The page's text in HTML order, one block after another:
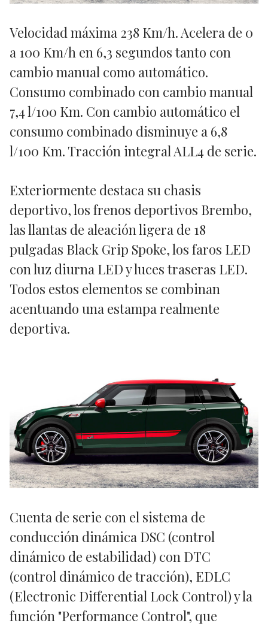
Velocidad máxima 238 Km/h. Acelera de 0
a 100 Km/h en 6,3 segundos tanto con
cambio manual como automático.
Consumo combinado con cambio manual
7,4 l/100 Km. Con cambio automático el
consumo combinado disminuye a 6,8
l/100 Km. Tracción integral ALL4 de serie.
Exteriormente destaca su chasis
deportivo, los frenos deportivos Brembo,
las llantas de aleación ligera de 18
pulgadas Black Grip Spoke, los faros LED
con luz diurna LED y luces traseras LED.
Todos estos elementos se combinan
acentuando una estampa realmente
deportiva.
Cuenta de serie con el sistema de
conducción dinámica DSC (control
dinámico de estabilidad) con DTC
(control dinámico de tracción), EDLC
(Electronic Differential Lock Control) y la
función "Performance Control", que